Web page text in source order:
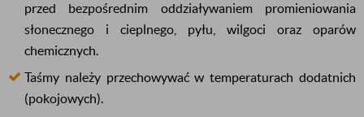
przed bezpośrednim oddziaływaniem promieniowania
słonecznego i cieplnego, pyłu, wilgoci oraz oparów
chemicznych.
Taśmy należy przechowywać w temperaturach dodatnich
(pokojowych).